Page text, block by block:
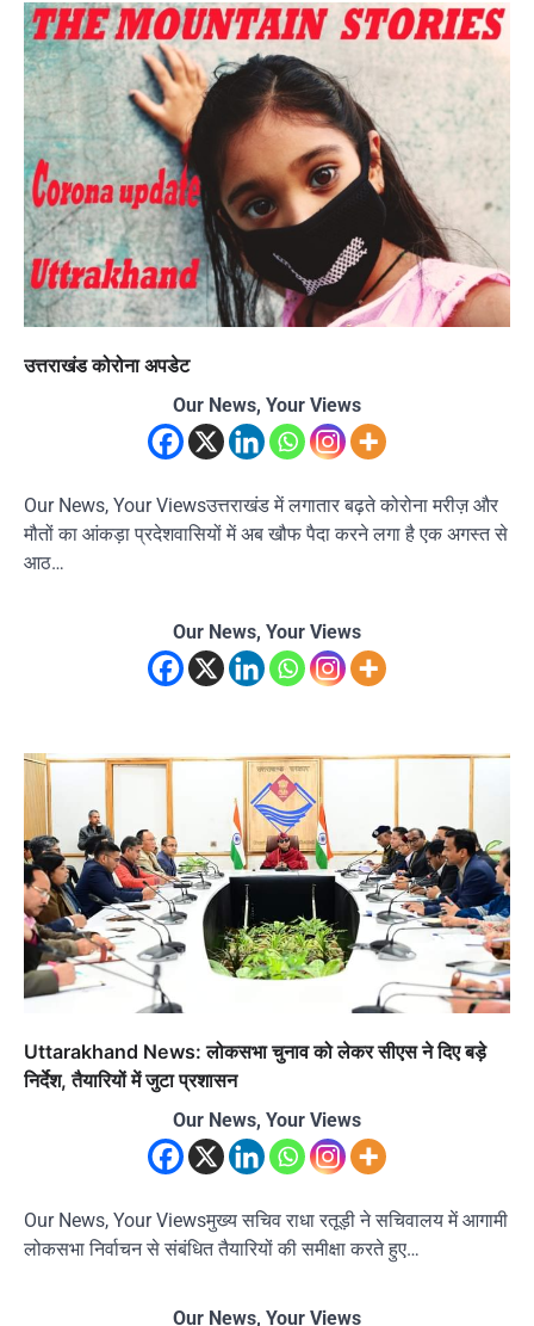
उत्तराखंड कोरोना अपडेट
Our News, Your Views
Our News, Your Viewsउत्तराखंड में लगातार बढ़ते कोरोना मरीज़ और
मौतों का आंकड़ा प्रदेशवासियों में अब खौफ पैदा करने लगा है एक अगस्त से
आठ…
Our News, Your Views
Uttarakhand News: लोकसभा चुनाव को लेकर सीएस ने दिए बड़े
निर्देश, तैयारियों में जुटा प्रशासन
Our News, Your Views
Our News, Your Viewsमुख्य सचिव राधा रतूड़ी ने सचिवालय में आगामी
लोकसभा निर्वाचन से संबंधित तैयारियों की समीक्षा करते हुए…
Our News, Your Views